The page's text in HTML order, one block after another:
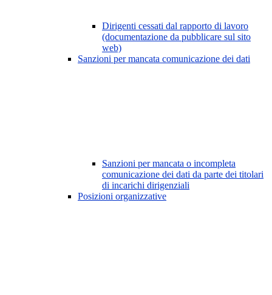
Dirigenti cessati dal rapporto di lavoro
(documentazione da pubblicare sul sito
web)
Sanzioni per mancata comunicazione dei dati
Sanzioni per mancata o incompleta
comunicazione dei dati da parte dei titolari
di incarichi dirigenziali
Posizioni organizzative